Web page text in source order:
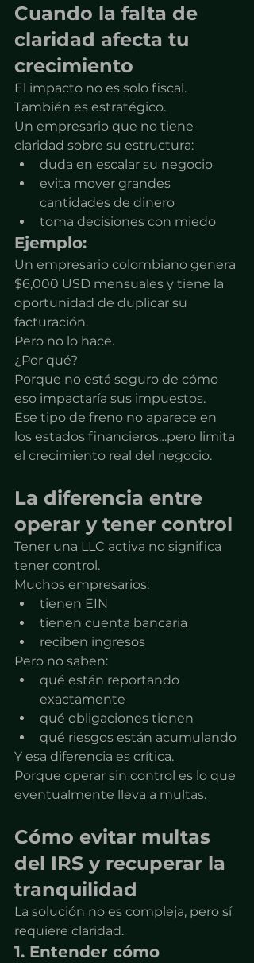
Cuando la falta de
claridad afecta tu
crecimiento
El impacto no es solo fiscal.
También es estratégico.
Un empresario que no tiene
claridad sobre su estructura:
duda en escalar su negocio
evita mover grandes
cantidades de dinero
toma decisiones con miedo
Ejemplo:
Un empresario colombiano genera
$6,000 USD mensuales y tiene la
oportunidad de duplicar su
facturación.
Pero no lo hace.
¿Por qué?
Porque no está seguro de cómo
eso impactaría sus impuestos.
Ese tipo de freno no aparece en
los estados financieros…pero limita
el crecimiento real del negocio.
La diferencia entre
operar y tener control
Tener una LLC activa no significa
tener control.
Muchos empresarios:
tienen EIN
tienen cuenta bancaria
reciben ingresos
Pero no saben:
qué están reportando
exactamente
qué obligaciones tienen
qué riesgos están acumulando
Y esa diferencia es crítica.
Porque operar sin control es lo que
eventualmente lleva a multas.
Cómo evitar multas
del IRS y recuperar la
tranquilidad
La solución no es compleja, pero sí
requiere claridad.
1. Entender cómo